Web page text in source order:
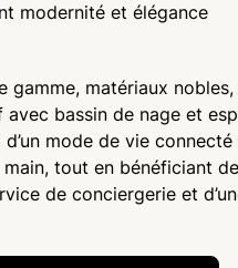
modernité et élégance
gamme, matériaux nobles,
bassin de nage et
mode de vie
tout en bénéficiant
de conciergerie et